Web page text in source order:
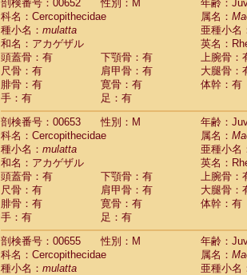
剖検番号：00652
性別：M
年齢：
科名：Cercopithecidae
属名：
種小名： mulatta
亜種小名
和名：アカゲザル
英名：
頭蓋骨：有
下顎骨：有
上腕骨：
尺骨：有
肩甲骨：有
大腿骨：
腓骨：有
寛骨：有
体幹：有
手：有
足：有
剖検番号：00653
性別：M
年齢：
科名：Cercopithecidae
属名：
種小名： mulatta
亜種小名
和名：アカゲザル
英名：
頭蓋骨：有
下顎骨：有
上腕骨：
尺骨：有
肩甲骨：有
大腿骨：
腓骨：有
寛骨：有
体幹：有
手：有
足：有
剖検番号：00655
性別：M
年齢：
科名：Cercopithecidae
属名：
種小名： mulatta
亜種小名